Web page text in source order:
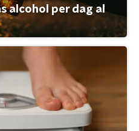
alcohol per dag al